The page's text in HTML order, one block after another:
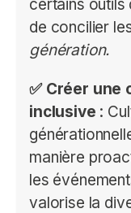
certains outils
de concilier
génération.
✅ Créer une
inclusive :
manière
les
valorise la